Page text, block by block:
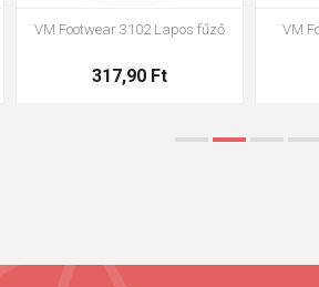
VM Footwear 3002 Anatómiai
1 445,00 Ft
VM